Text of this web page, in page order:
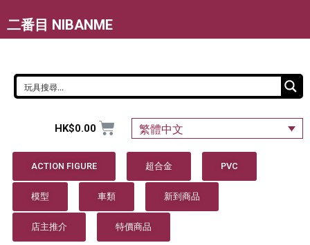
二番目 NIBANME
HK$0.00 繁體中文
ACTION FIGURE 超合金 PVC
模型 車類 新到商品
店主推介 特價商品